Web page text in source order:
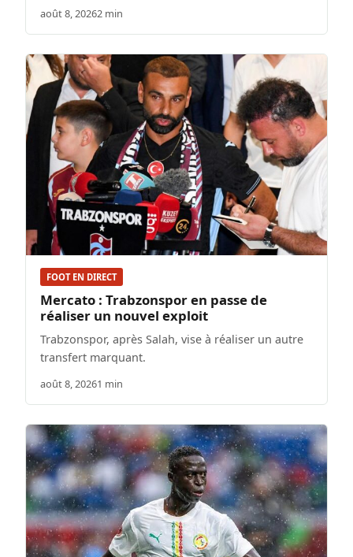
août 8, 20262 min
FOOT EN DIRECT
Mercato : Trabzonspor en passe de
réaliser un nouvel exploit
Trabzonspor, après Salah, vise à réaliser un autre
transfert marquant.
août 8, 20261 min